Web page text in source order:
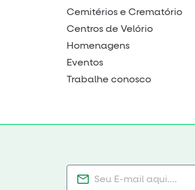
Cemitérios e Crematório
Centros de Velório
Homenagens
Eventos
Trabalhe conosco